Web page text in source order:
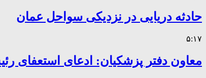
حادثه دریایی در نزدیکی سواحل عمان
۵:۱۷
معاون دفتر پزشکیان: ادعای